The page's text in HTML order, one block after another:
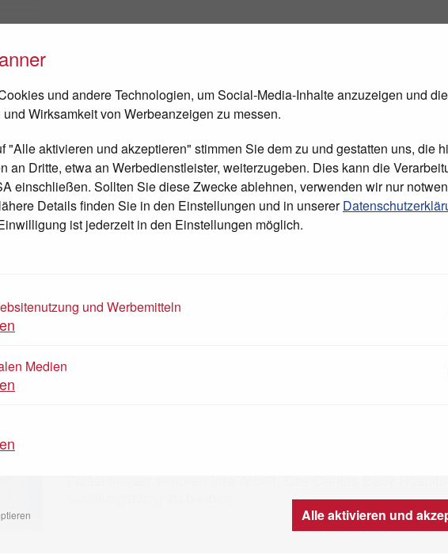
NEWS TAGESCHIRURGIE BESUCH IN BETHLEHEM MATERIAL
Bethlehem leidet unter den Folgen des
Nichts ist mehr wie früher in Bethlehem: Wo sich einst
ein Verkehrschaos drängten, herrscht Stille. Tausende
Palästinenser verloren ihre Arbeit. Das Caritas Baby
und andere Technologien, um Social-Media-Inhalte anzuzeigen und die
Wirksamkeit von Werbeanzeigen zu messen.
"Alle aktivieren und akzeptieren" stimmen Sie dem zu und gestatten uns, die
an Dritte, etwa an Werbedienstleister, weiterzugeben. Dies kann die
einschließen. Sollten Sie diese Zwecke ablehnen, verwenden wir nur
Details finden Sie in den Einstellungen und in unserer
ist jederzeit in den Einstellungen möglich.
und Werbemitteln
Medien
Alle aktivieren und